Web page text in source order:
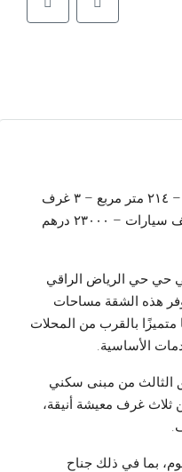
شقة للإيجار في الرباط، حي رياض – ٢١٤ متر مربع – ٣ غرف
نوم – جناح رئيسي – مصعد – موقف سيارات – ٢٣٠٠٠ درهم
حي حي الرياض الراقي
مربعًا، توفر هذه الشقة مساحات
متميزًا بالقرب من المحلات
الأساسية.
الثالث من مبنى سكني
ثلاث غرف معيشة أنيقة،
بما في ذلك جناح